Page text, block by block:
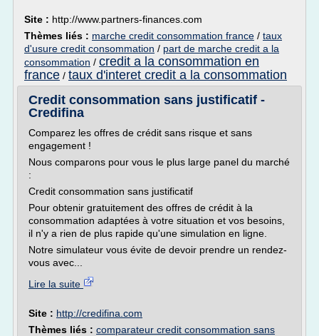
Site : http://www.partners-finances.com
Thèmes liés : marche credit consommation france / taux
d'usure credit consommation / part de marche credit a la
consommation / credit a la consommation en
france / taux d'interet credit a la consommation
Credit consommation sans justificatif -
Credifina
Comparez les offres de crédit sans risque et sans
engagement !
Nous comparons pour vous le plus large panel du marché
:
Credit consommation sans justificatif
Pour obtenir gratuitement des offres de crédit à la
consommation adaptées à votre situation et vos besoins,
il n'y a rien de plus rapide qu'une simulation en ligne.
Notre simulateur vous évite de devoir prendre un rendez-
vous avec...
Lire la suite
Site : http://credifina.com
Thèmes liés : comparateur credit consommation sans